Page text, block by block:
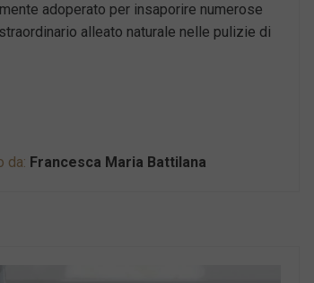
adoperato per insaporire numerose
alleato naturale nelle pulizie di
da: Francesca Maria Battilana